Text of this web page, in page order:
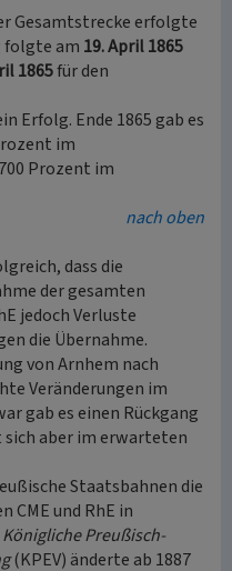
Gesamtstrecke erfolgte
folgte am 19. April 1865
1865für den
Erfolg. Ende 1865 gab es
im
Prozent im
nach oben
dass die
der gesamten
jedoch Verluste
die Übernahme.
von Arnhem nach
Veränderungen im
gab es einen Rückgang
aber im erwarteten
Staatsbahnen die
CME und RhE in
Königliche Preußisch-
(KPEV) änderte ab 1887